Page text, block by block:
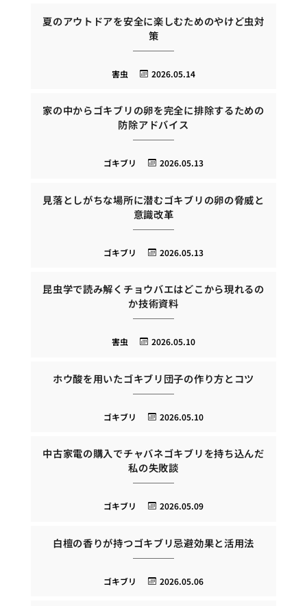
夏のアウトドアを安全に楽しむためのやけど虫対
策
2026.05.14
害虫
家の中からゴキブリの卵を完全に排除するための
防除アドバイス
2026.05.13
ゴキブリ
見落としがちな場所に潜むゴキブリの卵の脅威と
意識改革
2026.05.13
ゴキブリ
昆虫学で読み解くチョウバエはどこから現れるの
か技術資料
2026.05.10
害虫
ホウ酸を用いたゴキブリ団子の作り方とコツ
2026.05.10
ゴキブリ
中古家電の購入でチャバネゴキブリを持ち込んだ
私の失敗談
2026.05.09
ゴキブリ
白檀の香りが持つゴキブリ忌避効果と活用法
2026.05.06
ゴキブリ